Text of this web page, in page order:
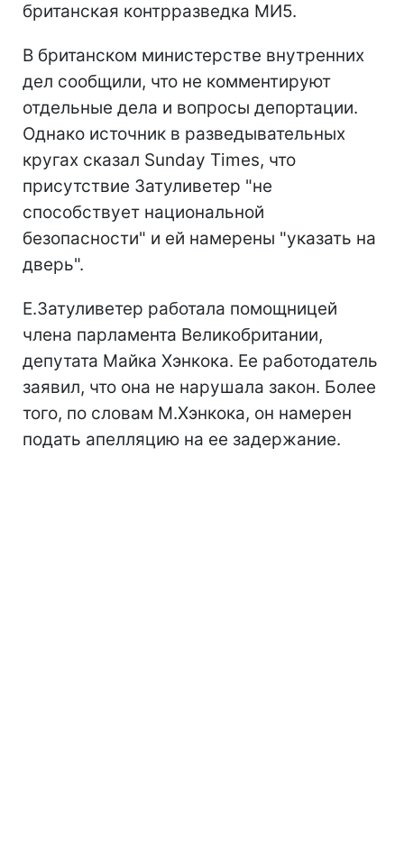
британская контрразведка МИ5.
В британском министерстве внутренних
дел сообщили, что не комментируют
отдельные дела и вопросы депортации.
Однако источник в разведывательных
кругах сказал Sunday Times, что
присутствие Затуливетер "не
способствует национальной
безопасности" и ей намерены "указать на
дверь".
Е.Затуливетер работала помощницей
члена парламента Великобритании,
депутата Майка Хэнкока. Ее работодатель
заявил, что она не нарушала закон. Более
того, по словам М.Хэнкока, он намерен
подать апелляцию на ее задержание.